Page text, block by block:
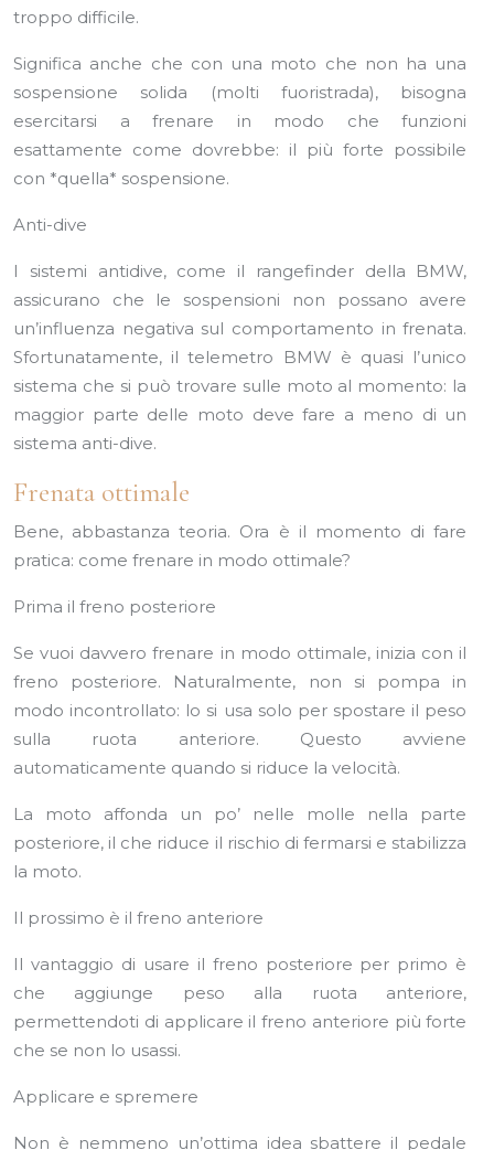
troppo difficile.
Significa anche che con una moto che non ha una
sospensione solida (molti fuoristrada), bisogna
esercitarsi a frenare in modo che funzioni
esattamente come dovrebbe: il più forte possibile
con *quella* sospensione.
Anti-dive
I sistemi antidive, come il rangefinder della BMW,
assicurano che le sospensioni non possano avere
un’influenza negativa sul comportamento in frenata.
Sfortunatamente, il telemetro BMW è quasi l’unico
sistema che si può trovare sulle moto al momento: la
maggior parte delle moto deve fare a meno di un
sistema anti-dive.
Frenata ottimale
Bene, abbastanza teoria. Ora è il momento di fare
pratica: come frenare in modo ottimale?
Prima il freno posteriore
Se vuoi davvero frenare in modo ottimale, inizia con il
freno posteriore. Naturalmente, non si pompa in
modo incontrollato: lo si usa solo per spostare il peso
sulla ruota anteriore. Questo avviene
automaticamente quando si riduce la velocità.
La moto affonda un po’ nelle molle nella parte
posteriore, il che riduce il rischio di fermarsi e stabilizza
la moto.
Il prossimo è il freno anteriore
Il vantaggio di usare il freno posteriore per primo è
che aggiunge peso alla ruota anteriore,
permettendoti di applicare il freno anteriore più forte
che se non lo usassi.
Applicare e spremere
Non è nemmeno un’ottima idea sbattere il pedale